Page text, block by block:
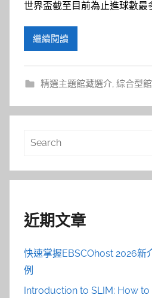
格
世界盃截至目前為止進球數最
繼續閱讀
精選主題館藏選介, 綜合型
搜
近期文章
快速掌握EBSCOhost 2026新
例
Introduction to SLIM: How